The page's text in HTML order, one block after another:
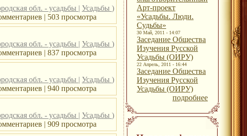
обл. - усадьбы | Усадьбы )
| 503 просмотра
обл. - усадьбы | Усадьбы )
| 837 просмотра
обл. - усадьбы | Усадьбы )
| 940 просмотра
обл. - усадьбы | Усадьбы )
| 909 просмотра
Арт-проект
«Усадьбы. Люди.
Судьбы»
30 Май, 2011 - 14:07
Заседание Общества
Изучения Русской
Усадьбы (ОИРУ)
22 Апрель, 2011 - 16:44
Заседание Общества
Изучения Русской
Усадьбы (ОИРУ)
подробнее